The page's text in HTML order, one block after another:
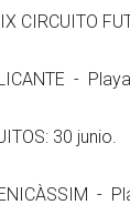
CIRCUITO
-
30
-